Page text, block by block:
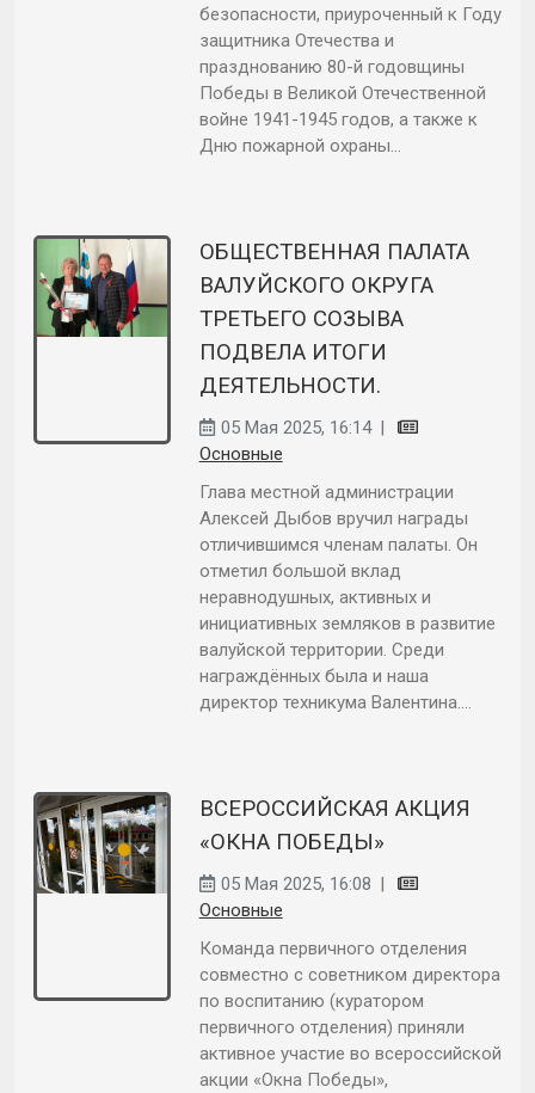
безопасности, приуроченный к Году
защитника Отечества и
празднованию 80-й годовщины
Победы в Великой Отечественной
войне 1941-1945 годов, а также к
Дню пожарной охраны...
ОБЩЕСТВЕННАЯ ПАЛАТА
ВАЛУЙСКОГО ОКРУГА
ТРЕТЬЕГО СОЗЫВА
ПОДВЕЛА ИТОГИ
ДЕЯТЕЛЬНОСТИ.
05 Мая 2025, 16:14 |
Основные
Глава местной администрации
Алексей Дыбов вручил награды
отличившимся членам палаты. Он
отметил большой вклад
неравнодушных, активных и
инициативных земляков в развитие
валуйской территории. Среди
награждённых была и наша
директор техникума Валентина....
ВСЕРОССИЙСКАЯ АКЦИЯ
«ОКНА ПОБЕДЫ»
05 Мая 2025, 16:08 |
Основные
Команда первичного отделения
совместно с советником директора
по воспитанию (куратором
первичного отделения) приняли
активное участие во всероссийской
акции «Окна Победы»,